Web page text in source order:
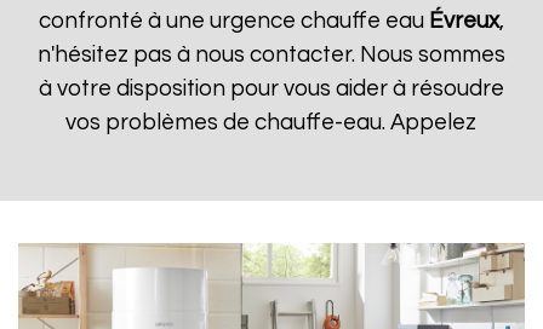
confronté à une urgence chauffe eau Évreux,
n'hésitez pas à nous contacter. Nous sommes
à votre disposition pour vous aider à résoudre
vos problèmes de chauffe-eau. Appelez